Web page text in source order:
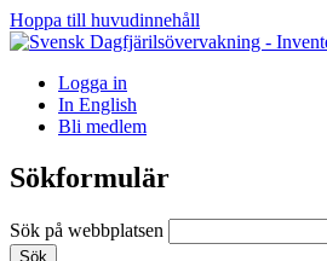
Hoppa till huvudinnehåll
Logga in
In English
Bli medlem
Sökformulär
Sök på webbplatsen